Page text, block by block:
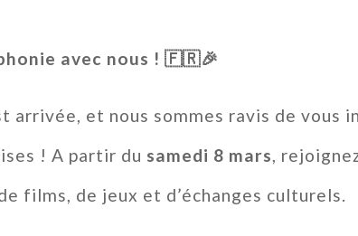
avec nous ! 🇫🇷🎉
arrivée, et nous sommes ravis de vous
! A partir du samedi 8 mars,
films, de jeux et d’échanges culturels.